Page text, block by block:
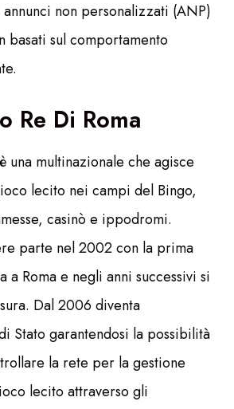
non personalizzati (ANP)
basati sul comportamento
Re Di Roma
una multinazionale che agisce
lecito nei campi del Bingo,
casinò e ippodromi.
parte nel 2002 con la prima
a Roma e negli anni successivi si
Dal 2006 diventa
Stato garantendosi la possibilità
la rete per la gestione
lecito attraverso gli